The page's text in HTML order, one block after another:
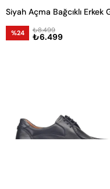
%24 ₺6.499
₺8.499